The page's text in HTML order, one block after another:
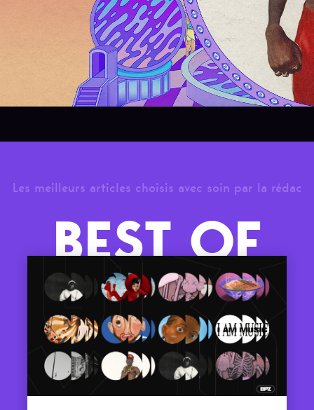
Les meilleurs articles choisis avec soin par la rédac
BEST OF